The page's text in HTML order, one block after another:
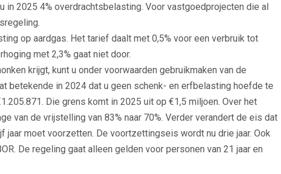
in 2025 4% overdrachtsbelasting. Voor vastgoedprojecten die al
op aardgas. Het tarief daalt met 0,5% voor een verbruik tot
met 2,3% gaat niet door.
krijgt, kunt u onder voorwaarden gebruikmaken van de
betekende in 2024 dat u geen schenk- en erfbelasting hoefde te
Die grens komt in 2025 uit op €1,5 miljoen. Over het
van de vrijstelling van 83% naar 70%. Verder verandert de eis dat
jaar moet voorzetten. De voortzettingseis wordt nu drie jaar. Ook
De regeling gaat alleen gelden voor personen van 21 jaar en